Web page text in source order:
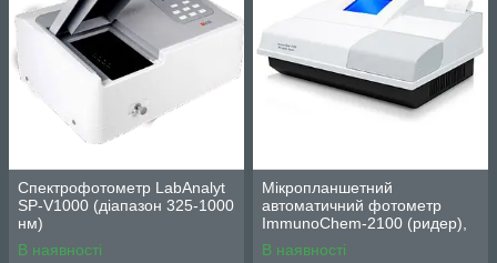
Спектрофотометр LabAnalyt
SP-V1000 (діапазон 325-1000
нм)
В наявності
Мікропланшетний
автоматичний фотометр
ImmunoChem-2100 (ридер),
HTI, США
В наявності